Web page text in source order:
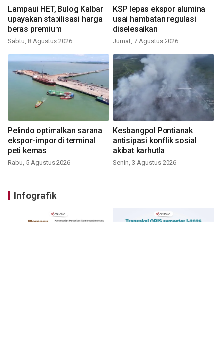
Lampaui HET, Bulog Kalbar
upayakan stabilisasi harga
beras premium
Sabtu, 8 Agustus 2026
KSP lepas ekspor alumina
usai hambatan regulasi
diselesaikan
Jumat, 7 Agustus 2026
Pelindo optimalkan sarana
ekspor-impor di terminal
peti kemas
Rabu, 5 Agustus 2026
Kesbangpol Pontianak
antisipasi konflik sosial
akibat karhutla
Senin, 3 Agustus 2026
Infografik